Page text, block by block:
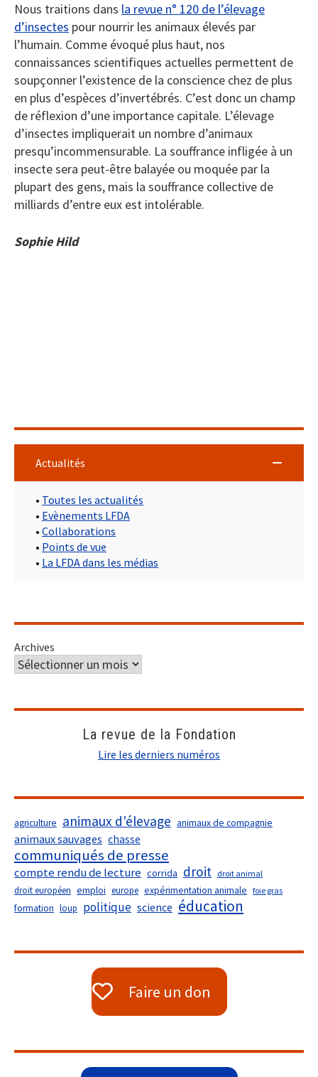
Nous traitions dans la revue n° 120 de l’élevage
d’insectes pour nourrir les animaux élevés par
l’humain. Comme évoqué plus haut, nos
connaissances scientifiques actuelles permettent de
soupçonner l’existence de la conscience chez de plus
en plus d’espèces d’invertébrés. C’est donc un champ
de réflexion d’une importance capitale. L’élevage
d’insectes impliquerait un nombre d’animaux
presqu’incommensurable. La souffrance infligée à un
insecte sera peut-être balayée ou moquée par la
plupart des gens, mais la souffrance collective de
milliards d’entre eux est intolérable.
Sophie Hild
Actualités
• Toutes les actualités
• Evènements LFDA
• Collaborations
• Points de vue
• La LFDA dans les médias
Archives
La revue de la Fondation
Lire les derniers numéros
agriculture animaux d'élevage animaux de compagnie
animaux sauvages chasse
communiqués de presse
compte rendu de lecture corrida droit droit animal
droit européen emploi europe expérimentation animale foie gras
formation loup politique science éducation
Faire un don